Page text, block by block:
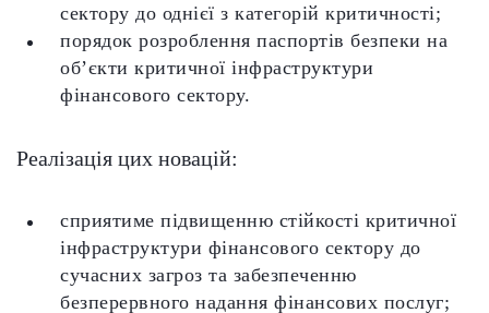
сектору до однієї з категорій критичності;
порядок розроблення паспортів безпеки на
об’єкти критичної інфраструктури
фінансового сектору.
Реалізація цих новацій:
сприятиме підвищенню стійкості критичної
інфраструктури фінансового сектору до
сучасних загроз та забезпеченню
безперервного надання фінансових послуг;